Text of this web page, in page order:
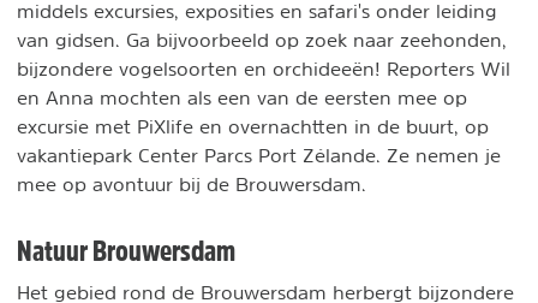
middels excursies, exposities en safari's onder leiding
van gidsen. Ga bijvoorbeeld op zoek naar zeehonden,
bijzondere vogelsoorten en orchideeën! Reporters Wil
en Anna mochten als een van de eersten mee op
excursie met PiXlife en overnachtten in de buurt, op
vakantiepark Center Parcs Port Zélande. Ze nemen je
mee op avontuur bij de Brouwersdam.
Natuur Brouwersdam
Het gebied rond de Brouwersdam herbergt bijzondere